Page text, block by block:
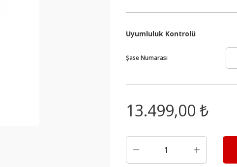
Uyumluluk Kontrolü
Şase Numarası
13.499,00 ₺